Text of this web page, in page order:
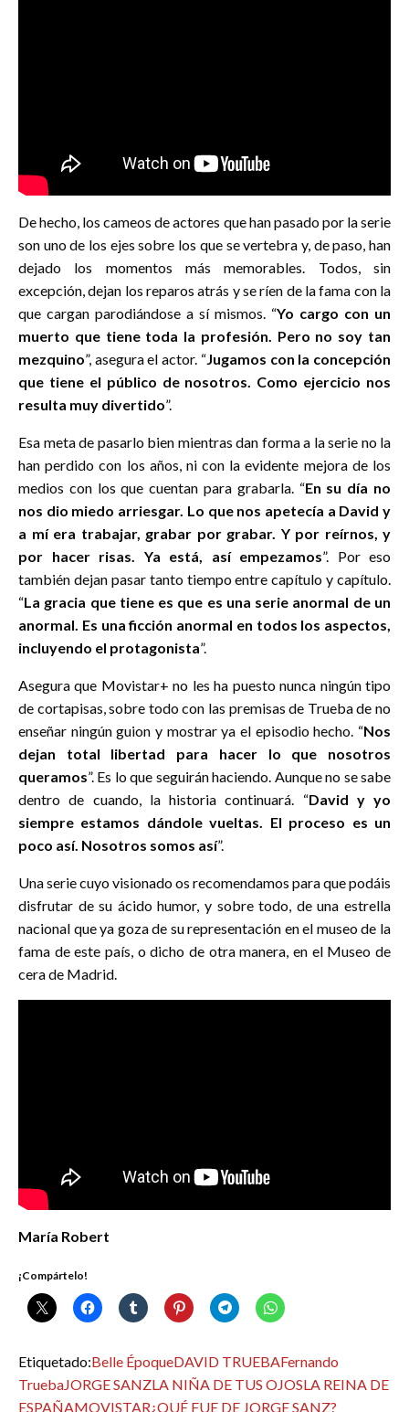
De hecho, los cameos de actores que han pasado por la serie
son uno de los ejes sobre los que se vertebra y, de paso, han
dejado los momentos más memorables. Todos, sin
excepción, dejan los reparos atrás y se ríen de la fama con la
que cargan parodiándose a sí mismos. “Yo cargo con un
muerto que tiene toda la profesión. Pero no soy tan
mezquino”, asegura el actor. “Jugamos con la concepción
que tiene el público de nosotros. Como ejercicio nos
resulta muy divertido”.
Esa meta de pasarlo bien mientras dan forma a la serie no la
han perdido con los años, ni con la evidente mejora de los
medios con los que cuentan para grabarla. “En su día no
nos dio miedo arriesgar. Lo que nos apetecía a David y
a mí era trabajar, grabar por grabar. Y por reírnos, y
por hacer risas. Ya está, así empezamos”. Por eso
también dejan pasar tanto tiempo entre capítulo y capítulo.
“La gracia que tiene es que es una serie anormal de un
anormal. Es una ficción anormal en todos los aspectos,
incluyendo el protagonista”.
Asegura que Movistar+ no les ha puesto nunca ningún tipo
de cortapisas, sobre todo con las premisas de Trueba de no
enseñar ningún guion y mostrar ya el episodio hecho. “Nos
dejan total libertad para hacer lo que nosotros
queramos”. Es lo que seguirán haciendo. Aunque no se sabe
dentro de cuando, la historia continuará. “David y yo
siempre estamos dándole vueltas. El proceso es un
poco así. Nosotros somos así”.
Una serie cuyo visionado os recomendamos para que podáis
disfrutar de su ácido humor, y sobre todo, de una estrella
nacional que ya goza de su representación en el museo de la
fama de este país, o dicho de otra manera, en el Museo de
cera de Madrid.
María Robert
¡Compártelo!
Etiquetado:Belle ÉpoqueDAVID TRUEBAFernando
TruebaJORGE SANZLA NIÑA DE TUS OJOSLA REINA DE
ESPAÑAMOVISTAR¿QUÉ FUE DE JORGE SANZ?